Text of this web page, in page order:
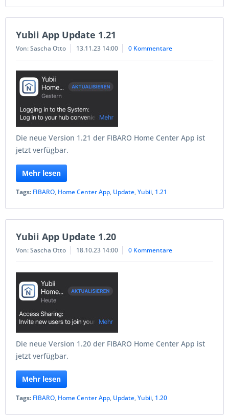
Yubii App Update 1.21
Von: Sascha Otto 13.11.23 14:00 0 Kommentare
Die neue Version 1.21 der FIBARO Home Center App ist
jetzt verfügbar.
Mehr lesen
Tags: FIBARO, Home Center App, Update,Yubii, 1.21
Yubii App Update 1.20
Von: Sascha Otto 18.10.23 14:00 0 Kommentare
Die neue Version 1.20 der FIBARO Home Center App ist
jetzt verfügbar.
Mehr lesen
Tags: FIBARO, Home Center App, Update,Yubii, 1.20